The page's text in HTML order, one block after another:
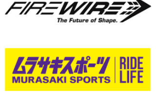
ゴン
wanda
予報士 hiro.